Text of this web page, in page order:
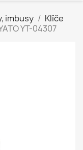
imbusy
Klíče
YT-04307